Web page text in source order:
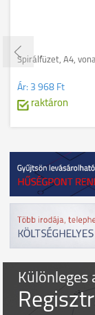
Spirálfüzet, A4,
Ár: 3 968 Ft
raktáron
Különleges